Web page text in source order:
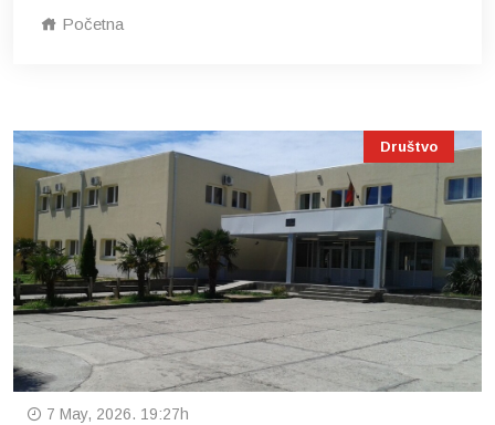
Početna
Društvo
7 May, 2026. 19:27h